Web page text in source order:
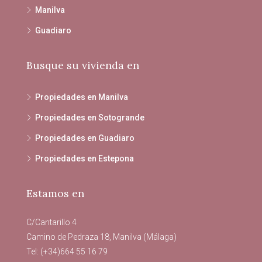
Manilva
Guadiaro
Busque su vivienda en
Propiedades en Manilva
Propiedades en Sotogrande
Propiedades en Guadiaro
Propiedades en Estepona
Estamos en
C/Cantarillo 4
Camino de Pedraza 18, Manilva (Málaga)
Tel: (+34)664 55 16 79